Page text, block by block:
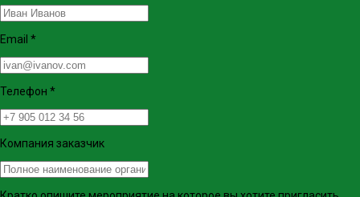
Email *
Телефон *
Компания заказчик